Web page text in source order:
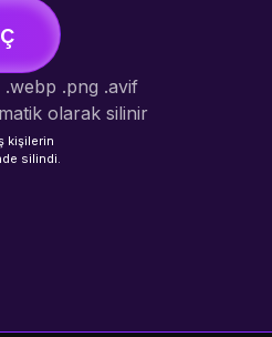
.webp .png .avif
olarak silinir
kişilerin
silindi.